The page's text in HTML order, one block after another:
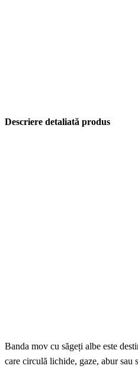
Descriere detaliată produs
Banda mov cu săgeți albe este
care circulă lichide, gaze, abur sau